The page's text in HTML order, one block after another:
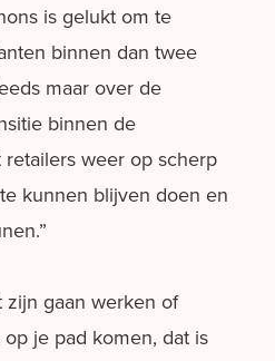
is gelukt om te
binnen dan twee
maar over de
binnen de
weer op scherp
kunnen blijven doen en
gaan werken of
je pad komen, dat is